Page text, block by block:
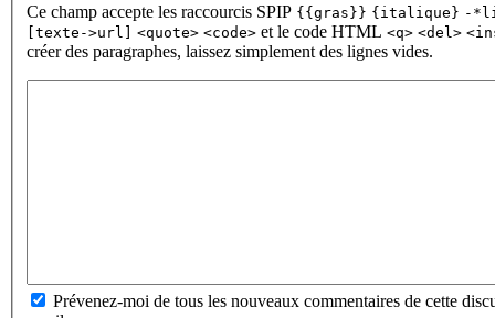
Ce champ accepte les raccourcis SPIP {{gras}} {italique} -
[texte->url] <quote> <code> et le code HTML <q> <del>
créer des paragraphes, laissez simplement des lignes vides.
Prévenez-moi de tous les nouveaux commentaires de cette